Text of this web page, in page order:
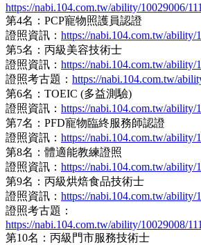
https://nabi.104.com.tw/ability/10029006/
第4名：PCP寵物照護員認證
證照資訊： https://nabi.104.com.tw/ability/
第5名：丙級美容技術士
證照資訊： https://nabi.104.com.tw/ability/
證照考古題： https://nabi.104.com.tw/
第6名：TOEIC (多益測驗)
證照資訊： https://nabi.104.com.tw/ability/
第7名：PFD寵物臨終服務師認證
證照資訊： https://nabi.104.com.tw/ability/
第8名：體適能教練證照
證照資訊： https://nabi.104.com.tw/ability/
第9名：丙級烘焙食品技術士
證照資訊： https://nabi.104.com.tw/ability/
證照考古題：
https://nabi.104.com.tw/ability/10029008/
第10名：丙級門市服務技術士